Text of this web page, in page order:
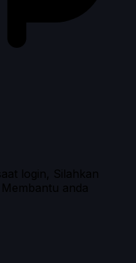
login, Silahkan
anda